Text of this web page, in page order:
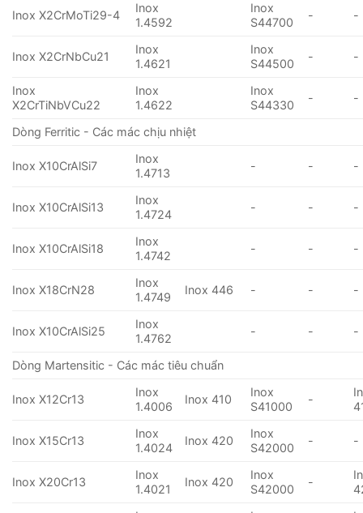
Inox X2CrMoTi29-4
Inox
1.4592
Inox
S44700
- -
Inox X2CrNbCu21
Inox
1.4621
Inox
S44500
- -
Inox
X2CrTiNbVCu22
Inox
1.4622
Inox
S44330
- -
Dòng Ferritic - Các mác chịu nhiệt
Inox X10CrAlSi7
Inox
1.4713
- - -
Inox X10CrAlSi13
Inox
1.4724
- - -
Inox X10CrAlSi18
Inox
1.4742
- - -
Inox X18CrN28
Inox
1.4749
Inox 446 - - -
Inox X10CrAlSi25
Inox
1.4762
- - -
Dòng Martensitic - Các mác tiêu chuẩn
Inox X12Cr13
Inox
1.4006
Inox 410
Inox
S41000
-
Inox X15Cr13
Inox
1.4024
Inox 420
Inox
S42000
- -
Inox X20Cr13
Inox
1.4021
Inox 420
Inox
S42000
-